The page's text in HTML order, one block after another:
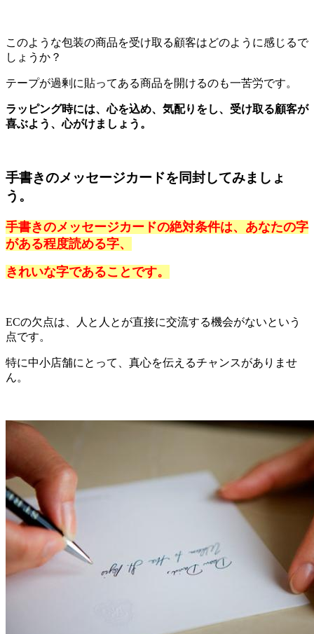
このような包装の商品を受け取る顧客はどのように感じるで
しょうか？
テープが過剰に貼ってある商品を開けるのも一苦労です。
ラッピング時には、心を込め、気配りをし、受け取る顧客が
喜ぶよう、心がけましょう。
手書きのメッセージカードを同封してみましょ
う。
手書きのメッセージカードの絶対条件は、あなたの字
がある程度読める字、
きれいな字であることです。
ECの欠点は、人と人とが直接に交流する機会がないという
点です。
特に中小店舗にとって、真心を伝えるチャンスがありませ
ん。